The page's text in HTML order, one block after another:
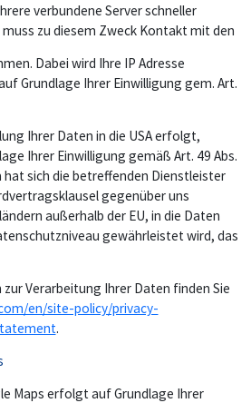
verbundene Server schneller
zu diesem Zweck Kontakt mit den
Dabei wird Ihre IP Adresse
Grundlage Ihrer Einwilligung gem. Art.
Ihrer Daten in die USA erfolgt,
Ihrer Einwilligung gemäß Art. 49 Abs.
hat sich die betreffenden Dienstleister
gegenüber uns
außerhalb der EU, in die Daten
gewährleistet wird, das
Verarbeitung Ihrer Daten finden Sie
en/site-policy/privacy-
.
Maps erfolgt auf Grundlage Ihrer